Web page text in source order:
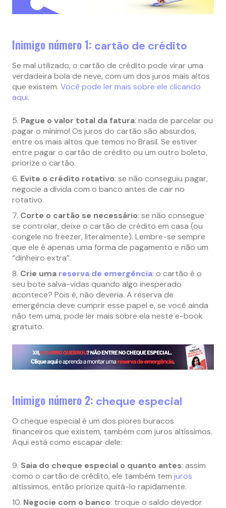
Inimigo número 1: cartão de crédito
Se mal utilizado, o cartão de crédito pode virar uma
verdadeira bola de neve, com um dos juros mais altos
que existem. Você pode ler mais sobre ele clicando
aqui.
Pague o valor total da fatura: nada de parcelar ou
pagar o mínimo! Os juros do cartão são absurdos,
entre os mais altos que temos no Brasil. Se estiver
entre pagar o cartão de crédito ou um outro boleto,
priorize o cartão.
Evite o crédito rotativo: se não conseguiu pagar,
negocie a dívida com o banco antes de cair no
rotativo.
Corte o cartão se necessário: se não consegue
se controlar, deixe o cartão de crédito em casa (ou
congele no freezer, literalmente). Lembre-se sempre
que ele é apenas uma forma de pagamento e não um
“dinheiro extra”.
Crie uma reserva de emergência: o cartão é o
seu bote salva-vidas quando algo inesperado
acontece? Pois é, não deveria. A reserva de
emergência deve cumprir esse papel e, se você ainda
não tem uma, pode ler mais sobre ela neste e-book
gratuito.
Inimigo número 2: cheque especial
O cheque especial é um dos piores buracos
financeiros que existem, também com juros altíssimos.
Aqui está como escapar dele:
Saia do cheque especial o quanto antes: assim
como o cartão de crédito, ele também tem juros
altíssimos, então priorize quitá-lo rapidamente.
Negocie com o banco: troque o saldo devedor